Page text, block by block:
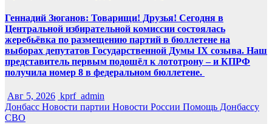
Геннадий Зюганов: Товарищи! Друзья! Сегодня в
Центральной избирательной комиссии состоялась
жеребьёвка по размещению партий в бюллетене на
выборах депутатов Государственной Думы IX созыва. Наш
представитель первым подошёл к лототрону – и КПРФ
получила номер 8 в федеральном бюллетене.
Авг 5, 2026 kprf_admin
Донбасс Новости партии Новости России Помощь Донбассу
СВО